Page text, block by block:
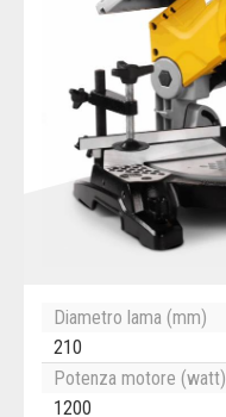
Diametro lama (mm)
210
Potenza motore (watt)
1200